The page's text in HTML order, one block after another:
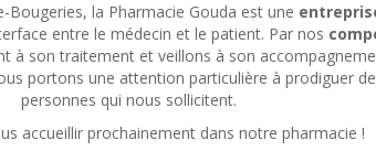
la Pharmacie Gouda est une
entre le médecin et le patient. Par nos
à son traitement et veillons à son
portons une attention particulière à prodiguer
personnes qui nous sollicitent.
accueillir prochainement dans notre pharmacie !